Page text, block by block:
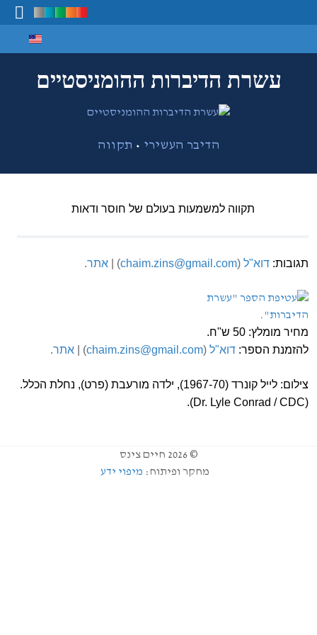
עשרת הדיברות ההומניסטיים
הדיבר העשירי • תקווה
תקווה למשמעות בעולם של חוסר ודאות
תגובות: דוא"ל (
chaim.zins@gmail.com
) | אתר.
מחיר מומלץ: 50 ש"ח.
להזמנת הספר: דוא"ל (
chaim.zins@gmail.com
) | אתר.
צילום: לייל קונרד (1967-70), ילדה מורעבת (פרט), נחלת הכלל.
(Dr. Lyle Conrad / CDC)
.
© 2026 חיים צינס
מחקר ופיתוח: מיפוי ידע